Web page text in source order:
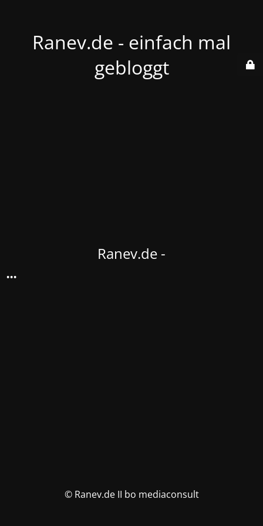
Ranev.de - einfach mal
gebloggt
Ranev.de -
...
© Ranev.de II bo mediaconsult